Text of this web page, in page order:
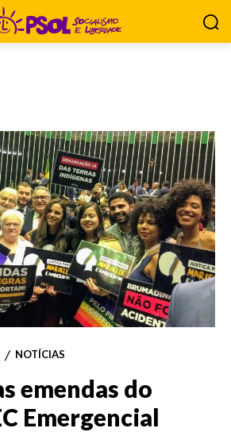
NOTÍCIAS
emendas do
Emergencial